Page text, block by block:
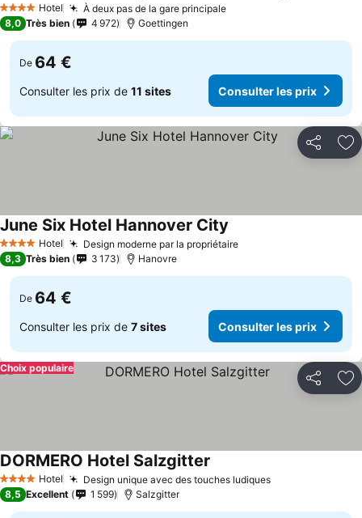
4 Étoiles Hotel À deux pas de la gare principale
8,0 Très bien 4 972 Goettingen
De 64 €
Consulter les prix de 11 sites Consulter les prix
Partager
4 Étoiles Hotel Design moderne par la propriétaire
June Six Hotel Hannover City
8,3 Très bien 3 173 Hanovre
De 64 €
Consulter les prix de 7 sites Consulter les prix
Partager
Choix populaire
4 Étoiles Hotel Design unique avec des touches ludiques
DORMERO Hotel Salzgitter
8,5 Excellent 1 599 Salzgitter